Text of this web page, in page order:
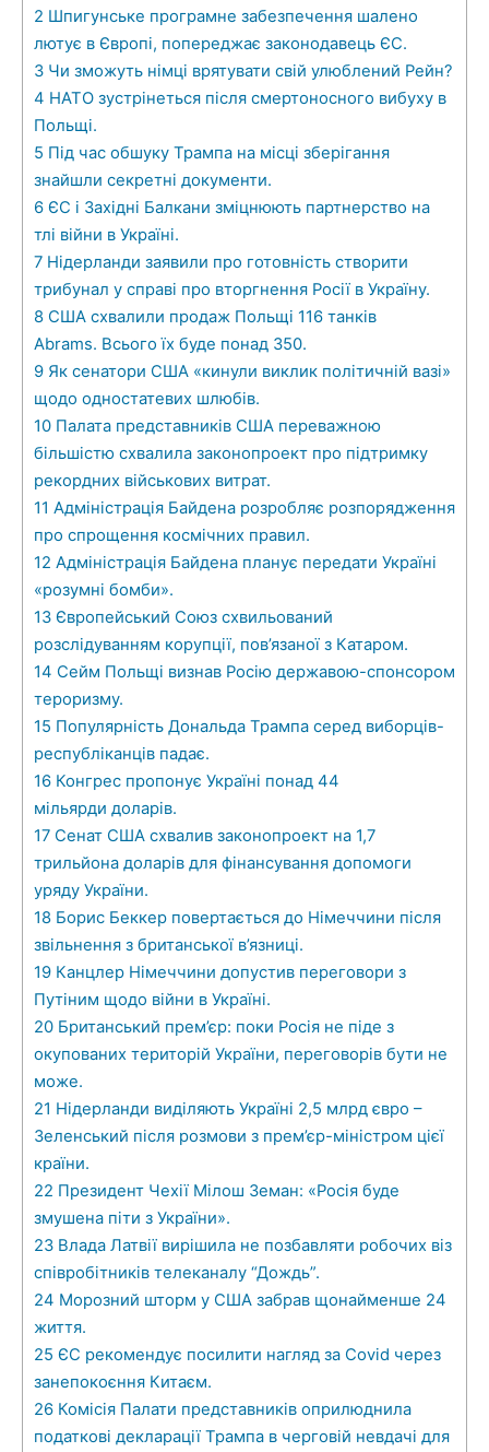
2 Шпигунське програмне забезпечення шалено
лютує в Європі, попереджає законодавець ЄС.
3 Чи зможуть німці врятувати свій улюблений Рейн?
4 НАТО зустрінеться після смертоносного вибуху в
Польщі.
5 Під час обшуку Трампа на місці зберігання
знайшли секретні документи.
6 ЄС і Західні Балкани зміцнюють партнерство на
тлі війни в Україні.
7 Нідерланди заявили про готовність створити
трибунал у справі про вторгнення Росії в Україну.
8 США схвалили продаж Польщі 116 танків
Abrams. Всього їх буде понад 350.
9 Як сенатори США «кинули виклик політичній вазі»
щодо одностатевих шлюбів.
10 Палата представників США переважною
більшістю схвалила законопроект про підтримку
рекордних військових витрат.
11 Адміністрація Байдена розробляє розпорядження
про спрощення космічних правил.
12 Адміністрація Байдена планує передати Україні
«розумні бомби».
13 Європейський Союз схвильований
розслідуванням корупції, пов’язаної з Катаром.
14 Сейм Польщі визнав Росію державою-спонсором
тероризму.
15 Популярність Дональда Трампа серед виборців-
республіканців падає.
16 Конгрес пропонує Україні понад 44
мільярди доларів.
17 Сенат США схвалив законопроект на 1,7
трильйона доларів для фінансування допомоги
уряду України.
18 Борис Беккер повертається до Німеччини після
звільнення з британської в’язниці.
19 Канцлер Німеччини допустив переговори з
Путіним щодо війни в Україні.
20 Британський прем’єр: поки Росія не піде з
окупованих територій України, переговорів бути не
може.
21 Нідерланди виділяють Україні 2,5 млрд євро –
Зеленський після розмови з прем’єр-міністром цієї
країни.
22 Президент Чехії Мілош Земан: «Росія буде
змушена піти з України».
23 Влада Латвії вирішила не позбавляти робочих віз
співробітників телеканалу “Дождь”.
24 Морозний шторм у США забрав щонайменше 24
життя.
25 ЄС рекомендує посилити нагляд за Covid через
занепокоєння Китаєм.
26 Комісія Палати представників оприлюднила
податкові декларації Трампа в черговій невдачі для